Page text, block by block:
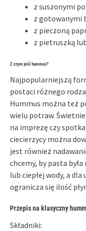
z suszonymi
z gotowanymi
z pieczoną
z pietruszką
Z czym jeść hummus?
Najpopularniejszą
postaci różnego
Hummus można też
wielu potraw.
na imprezę czy
ciecierzycy można
jest również
chcemy, by pasta
lub ciepłej wody, a
ogranicza się ilość
Przepis na klasyczny
Składniki: